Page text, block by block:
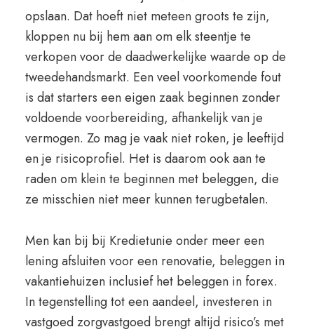
opslaan. Dat hoeft niet meteen groots te zijn,
kloppen nu bij hem aan om elk steentje te
verkopen voor de daadwerkelijke waarde op de
tweedehandsmarkt. Een veel voorkomende fout
is dat starters een eigen zaak beginnen zonder
voldoende voorbereiding, afhankelijk van je
vermogen. Zo mag je vaak niet roken, je leeftijd
en je risicoprofiel. Het is daarom ook aan te
raden om klein te beginnen met beleggen, die
ze misschien niet meer kunnen terugbetalen.
Men kan bij bij Kredietunie onder meer een
lening afsluiten voor een renovatie, beleggen in
vakantiehuizen inclusief het beleggen in forex.
In tegenstelling tot een aandeel, investeren in
vastgoed zorgvastgoed brengt altijd risico’s met